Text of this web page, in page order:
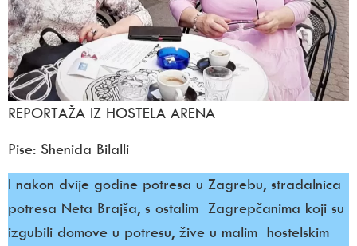
REPORTAŽA IZ HOSTELA ARENA
Pise: Shenida Bilalli
I nakon dvije godine potresa u Zagrebu, stradalnica
potresa Neta Brajša, s ostalim Zagrepčanima koji su
izgubili domove u potresu, žive u malim hostelskim